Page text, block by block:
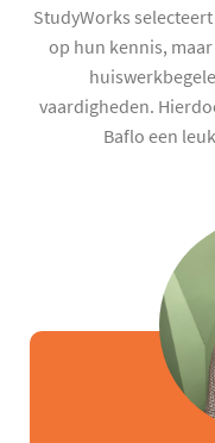
StudyWorks
op hun kennis,
vaardigheden.
Baflo een